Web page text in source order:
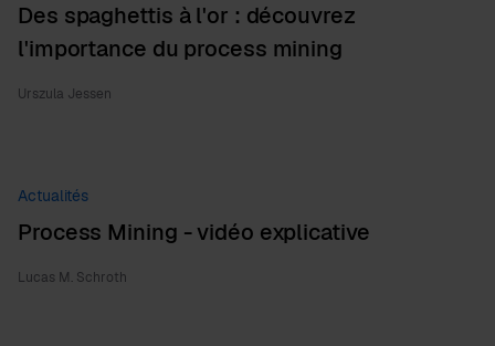
Des spaghettis à l'or : découvrez
l'importance du process mining
Urszula Jessen
Actualités
Process Mining - vidéo explicative
Lucas M. Schroth